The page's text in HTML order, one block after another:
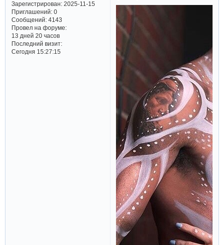
Зарегистрирован: 2025-11-15
Приглашений:0
Сообщений:4143
Провел на форуме:
13 дней 20 часов
Последний визит:
Сегодня 15:27:15